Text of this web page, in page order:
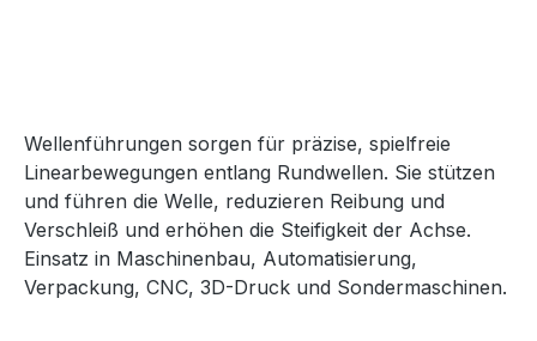
Wellenführungen sorgen für präzise, spielfreie
Linearbewegungen entlang Rundwellen. Sie stützen
und führen die Welle, reduzieren Reibung und
Verschleiß und erhöhen die Steifigkeit der Achse.
Einsatz in Maschinenbau, Automatisierung,
Verpackung, CNC, 3D-Druck und Sondermaschinen.